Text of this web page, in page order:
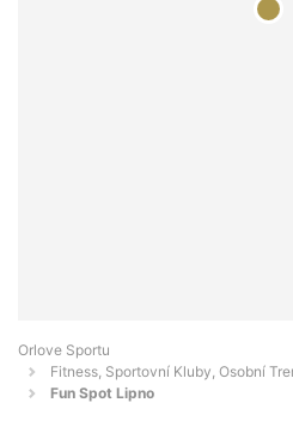
Orlove Sportu
Fitness, Sportovní Kluby, Osobní
Fun Spot Lipno